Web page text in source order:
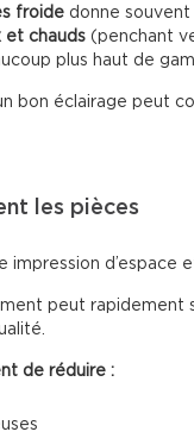
froide donne
et chauds (penchant
plus haut de
bon éclairage peut
les pièces
impression d’espace
peut rapidement
de réduire :